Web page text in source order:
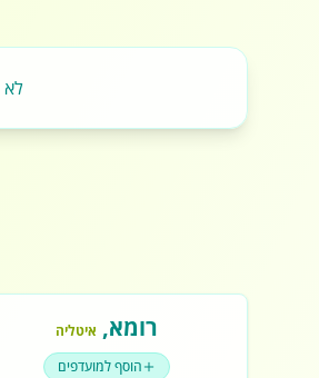
לא
רומא, איטליה
הוסף למועדפים